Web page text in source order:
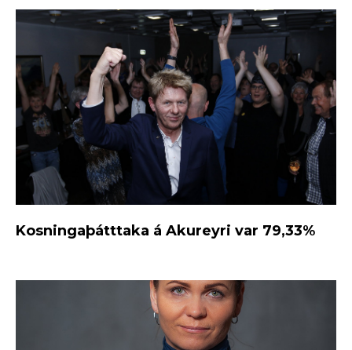
Kosningaþátttaka á Akureyri var 79,33%